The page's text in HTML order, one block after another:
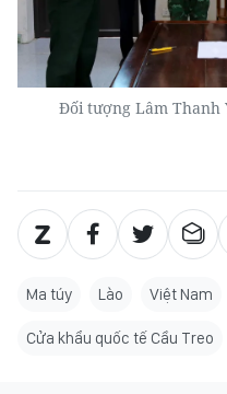
Đối tượng Lâm Thanh
Ma túy Lào Việt Nam
Cửa khẩu quốc tế Cầu Treo